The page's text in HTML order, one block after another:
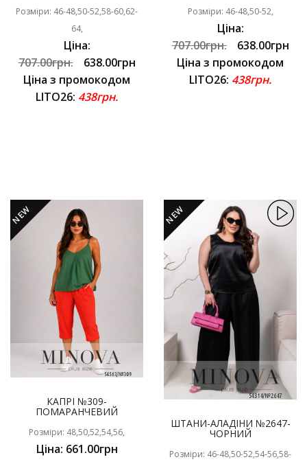
Розміри: 46-48,50-52,58-60,62-
64,
Ціна:
707.00грн.
638.00грн
Ціна з промокодом
LITO26: 438грн.
Розміри: 46-48,50-52,
Ціна:
707.00грн.
638.00грн
Ціна з промокодом
LITO26: 438грн.
NEW
КАПРІ №309-
ПОМАРАНЧЕВИЙ
Розміри: 48,50,52,54,56,
Ціна: 661.00грн
NEW
ШТАНИ-АЛАДІНИ №2647-
ЧОРНИЙ
Розміри: 46-48,50-52,54-56,58-